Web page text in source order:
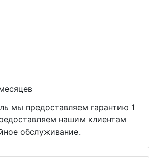
мы предоставляем гарантию 1
нашим клиентам
обслуживание.